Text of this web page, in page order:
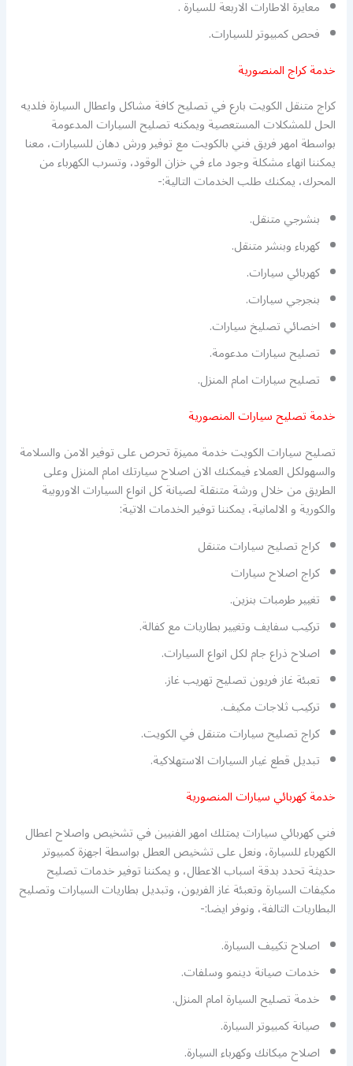
معايرة الاطارات الاربعة للسيارة .
فحص كمبيوتر للسيارات.
خدمة كراج المنصورية
كراج متنقل الكويت بارع في تصليح كافة مشاكل واعطال السيارة فلديه
الحل للمشكلات المستعصية ويمكنه تصليح السيارات المدعومة
بواسطة امهر فريق فني بالكويت مع توفير ورش دهان للسيارات، معنا
يمكننا انهاء مشكلة وجود ماء في خزان الوقود، وتسرب الكهرباء من
المحرك، يمكنك طلب الخدمات التالية:-
بنشرجي متنقل.
كهرباء وبنشر متنقل.
كهربائي سيارات.
بنجرجي سيارات.
اخصائي تصليخ سيارات.
تصليح سيارات مدعومة.
تصليح سيارات امام المنزل.
خدمة تصليح سيارات المنصورية
تصليح سيارات الكويت خدمة مميزة تحرص على توفير الامن والسلامة
والسهولكل العملاء فيمكنك الان اصلاح سيارتك امام المنزل وعلى
الطريق من خلال ورشة متنقلة لصيانة كل انواع السيارات الاوروبية
والكورية و الالمانية، يمكننا توفير الخدمات الاتية:
كراج تصليح سيارات متنقل
كراج اصلاح سيارات
تغيير طرمبات بنزين.
تركيب سفايف وتغيير بطاريات مع كفالة.
اصلاح ذراع جام لكل انواع السيارات.
تعبئة غاز فريون تصليح تهريب غاز.
تركيب ثلاجات مكيف.
كراج تصليح سيارات متنقل في الكويت.
تبديل قطع غيار السيارات الاستهلاكية.
خدمة كهربائي سيارات المنصورية
فني كهربائي سيارات يمتلك امهر الفنيين في تشخيص واصلاح اعطال
الكهرباء للسيارة، ونعل على تشخيص العطل بواسطة اجهزة كمبيوتر
حديثة تحدد بدقة اسباب الاعطال، و يمكننا توفير خدمات تصليح
مكيفات السيارة وتعبئة غاز الفريون، وتبديل بطاريات السيارات وتصليح
البطاريات التالفة، ونوفر ايضا:-
اصلاح تكييف السيارة.
خدمات صيانة دينمو وسلفات.
خدمة تصليح السيارة امام المنزل.
صيانة كمبيوتر السيارة.
اصلاح ميكانك وكهرباء السيارة.